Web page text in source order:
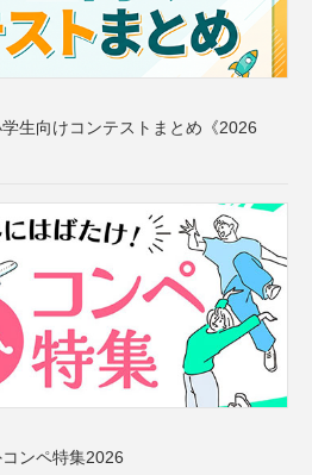
生向けコンテストまとめ《2026
ンペ特集2026